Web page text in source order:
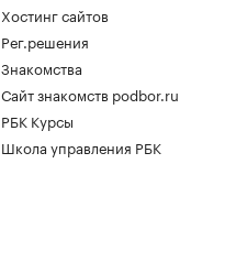
Хостинг сайтов
Рег.решения
Знакомства
Сайт знакомств podbor.ru
РБК Курсы
Школа управления РБК